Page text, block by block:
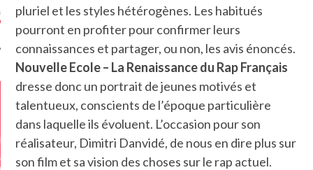
6.8
– HEL...
pluriel et les styles hétérogènes. Les habitués
pourront en profiter pour confirmer leurs
connaissances et partager, ou non, les avis énoncés.
Nouvelle Ecole – La Renaissance du Rap Français
dresse donc un portrait de jeunes motivés et
talentueux, conscients de l’époque particulière
dans laquelle ils évoluent. L’occasion pour son
réalisateur, Dimitri Danvidé, de nous en dire plus sur
son film et sa vision des choses sur le rap actuel.